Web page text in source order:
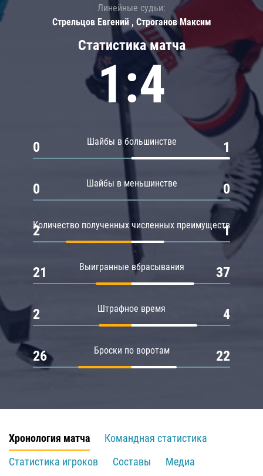
Статистика матча
1:4
Шайбы в большинстве
0 1
Шайбы в меньшинстве
0 0
Количество полученных численных преимуществ
2 1
Выигранные вбрасывания
21 37
Штрафное время
2 4
Броски по воротам
26 22
Линейные судьи:
Стрельцов Евгений , Строганов Максим
Хронология матча
Командная статистика
Статистика игроков
Составы
Медиа